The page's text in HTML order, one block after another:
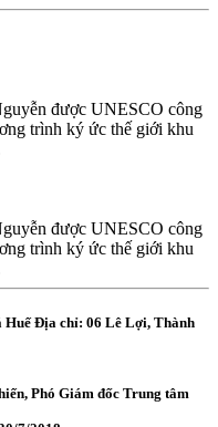
được UNESCO công
trình ký ức thế giới khu
được UNESCO công
trình ký ức thế giới khu
Huế Địa chỉ: 06 Lê Lợi, Thành
Phó Giám đốc Trung tâm